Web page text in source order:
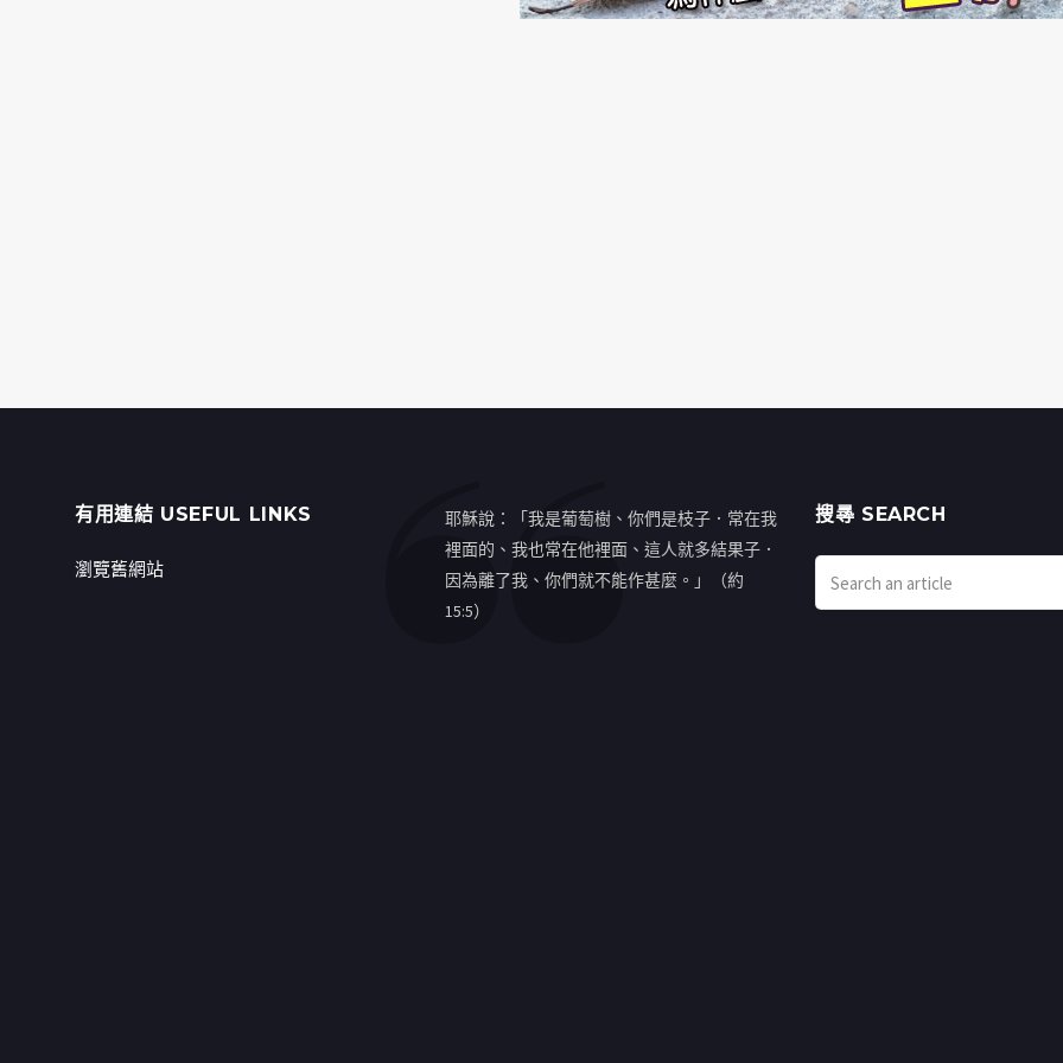
有用連結 USEFUL LINKS
瀏覽舊網站
耶穌說：「我是葡萄樹、你們是枝子．常在我
裡面的、我也常在他裡面、這人就多結果子．
因為離了我、你們就不能作甚麼。」（約
15:5）
搜㝷 SEARCH